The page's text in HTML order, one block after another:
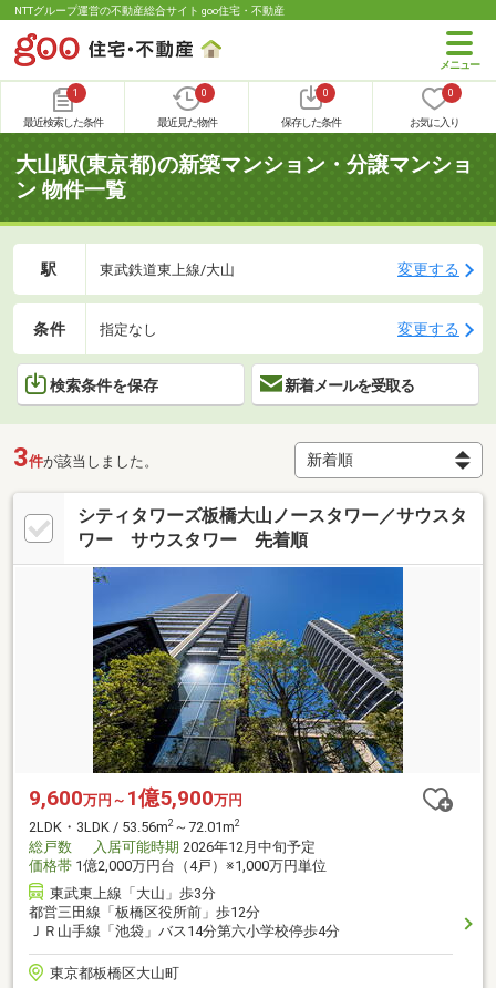
NTTグループ運営の不動産総合サイト goo住宅・不動産
1
最近検索した条件
0
最近見た物件
0
保存した条件
0
お気に入り
大山駅(東京都)の新築マンション・分譲マンショ
ン 物件一覧
駅 東武鉄道東上線/大山 変更する
条件 指定なし 変更する
検索条件を保存 新着メールを受取る
3件が該当しました。
シティタワーズ板橋大山ノースタワー／サウスタ
ワー サウスタワー 先着順
9,600万円～ 1億5,900万円
2LDK・3LDK / 53.56m2 ～72.01m2
総戸数 入居可能時期 2026年12月中旬予定
価格帯 1億2,000万円台（4戸）※1,000万円単位
東武東上線「大山」歩3分
都営三田線「板橋区役所前」歩12分
ＪＲ山手線「池袋」バス14分第六小学校停歩4分
東京都板橋区大山町